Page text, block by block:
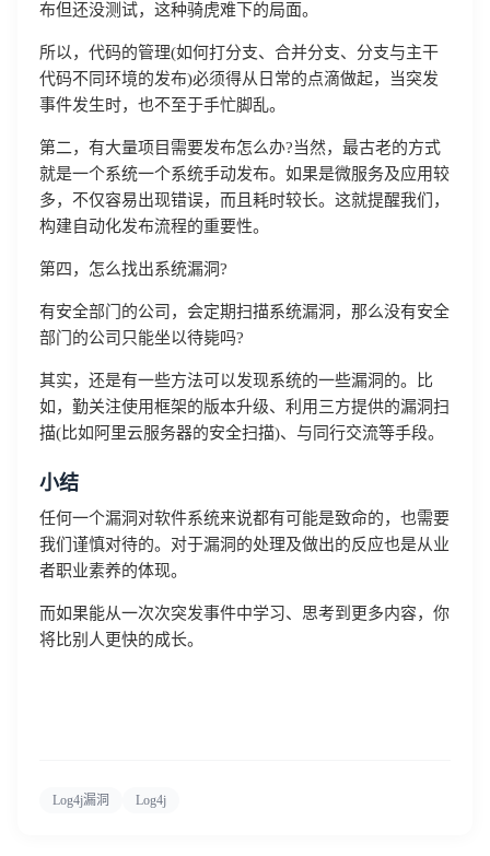
布但还没测试，这种骑虎难下的局面。
所以，代码的管理(如何打分支、合并分支、分支与主干
代码不同环境的发布)必须得从日常的点滴做起，当突发
事件发生时，也不至于手忙脚乱。
第二，有大量项目需要发布怎么办?当然，最古老的方式
就是一个系统一个系统手动发布。如果是微服务及应用较
多，不仅容易出现错误，而且耗时较长。这就提醒我们，
构建自动化发布流程的重要性。
第四，怎么找出系统漏洞?
有安全部门的公司，会定期扫描系统漏洞，那么没有安全
部门的公司只能坐以待毙吗?
其实，还是有一些方法可以发现系统的一些漏洞的。比
如，勤关注使用框架的版本升级、利用三方提供的漏洞扫
描(比如阿里云服务器的安全扫描)、与同行交流等手段。
小结
任何一个漏洞对软件系统来说都有可能是致命的，也需要
我们谨慎对待的。对于漏洞的处理及做出的反应也是从业
者职业素养的体现。
而如果能从一次次突发事件中学习、思考到更多内容，你
将比别人更快的成长。
Log4j漏洞 Log4j
我已阅读并同意通讯云服务条款
不了，谢谢
登录即时通讯云
登录客服云